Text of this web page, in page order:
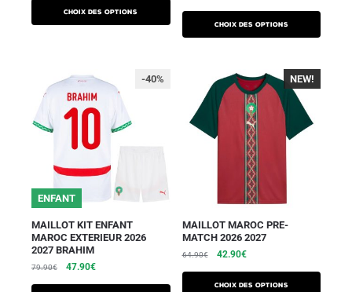
Choix des options
Choix des options
ENFANT
-40%
MAILLOT KIT ENFANT
MAROC EXTERIEUR 2026
2027 BRAHIM
79.90€ 47.90€
-40%
NEW!
MAILLOT MAROC PRE-
MATCH 2026 2027
64.90€ 42.90€
Choix des options